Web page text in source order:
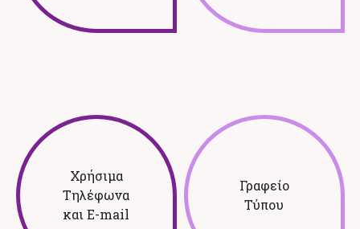
Χρήσιμα
Τηλέφωνα
και E-mail
Γραφείο
Τύπου